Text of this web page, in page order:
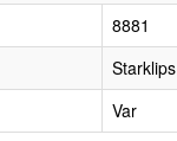
8881
Starklips
Var